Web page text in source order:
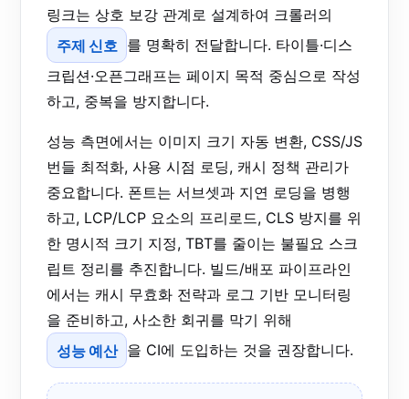
링크는 상호 보강 관계로 설계하여 크롤러의
주제 신호 를 명확히 전달합니다. 타이틀·디스
크립션·오픈그래프는 페이지 목적 중심으로 작성
하고, 중복을 방지합니다.
성능 측면에서는 이미지 크기 자동 변환, CSS/JS
번들 최적화, 사용 시점 로딩, 캐시 정책 관리가
중요합니다. 폰트는 서브셋과 지연 로딩을 병행
하고, LCP/LCP 요소의 프리로드, CLS 방지를 위
한 명시적 크기 지정, TBT를 줄이는 불필요 스크
립트 정리를 추진합니다. 빌드/배포 파이프라인
에서는 캐시 무효화 전략과 로그 기반 모니터링
을 준비하고, 사소한 회귀를 막기 위해
성능 예산 을 CI에 도입하는 것을 권장합니다.